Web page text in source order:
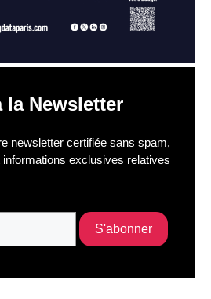
la Newsletter
newsletter certifiée sans spam,
exclusives relatives